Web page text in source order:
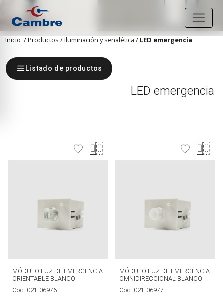
Inicio /Productos /Iluminación y señalética / LED emergencia
Listado de productos
LED emergencia
MÓDULO LUZ DE EMERGENCIA
ORIENTABLE BLANCO
Cod: 021-06976
MÓDULO LUZ DE EMERGENCIA
OMNIDIRECCIONAL BLANCO
Cod: 021-06977